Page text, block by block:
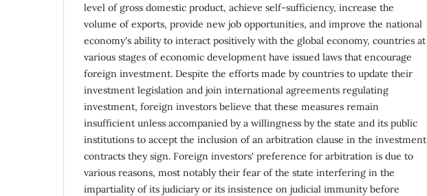
level of gross domestic product, achieve self-sufficiency, increase the
volume of exports, provide new job opportunities, and improve the national
economy's ability to interact positively with the global economy, countries at
various stages of economic development have issued laws that encourage
foreign investment. Despite the efforts made by countries to update their
investment legislation and join international agreements regulating
investment, foreign investors believe that these measures remain
insufficient unless accompanied by a willingness by the state and its public
institutions to accept the inclusion of an arbitration clause in the investment
contracts they sign. Foreign investors' preference for arbitration is due to
various reasons, most notably their fear of the state interfering in the
impartiality of its judiciary or its insistence on judicial immunity before